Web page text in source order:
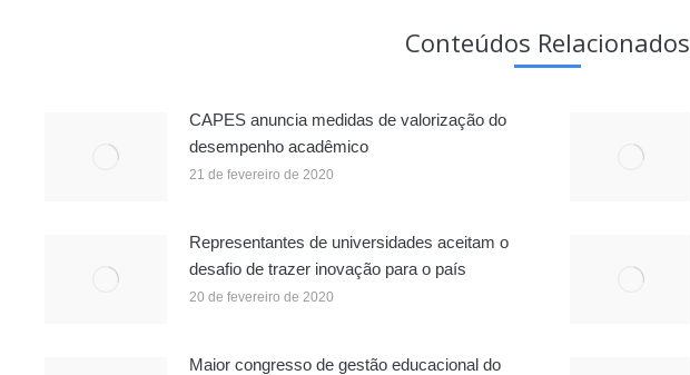
Conteúdos Relacionados
CAPES anuncia medidas de valorização do
desempenho acadêmico
21 de fevereiro de 2020
Representantes de universidades aceitam o
desafio de trazer inovação para o país
20 de fevereiro de 2020
Maior congresso de gestão educacional do